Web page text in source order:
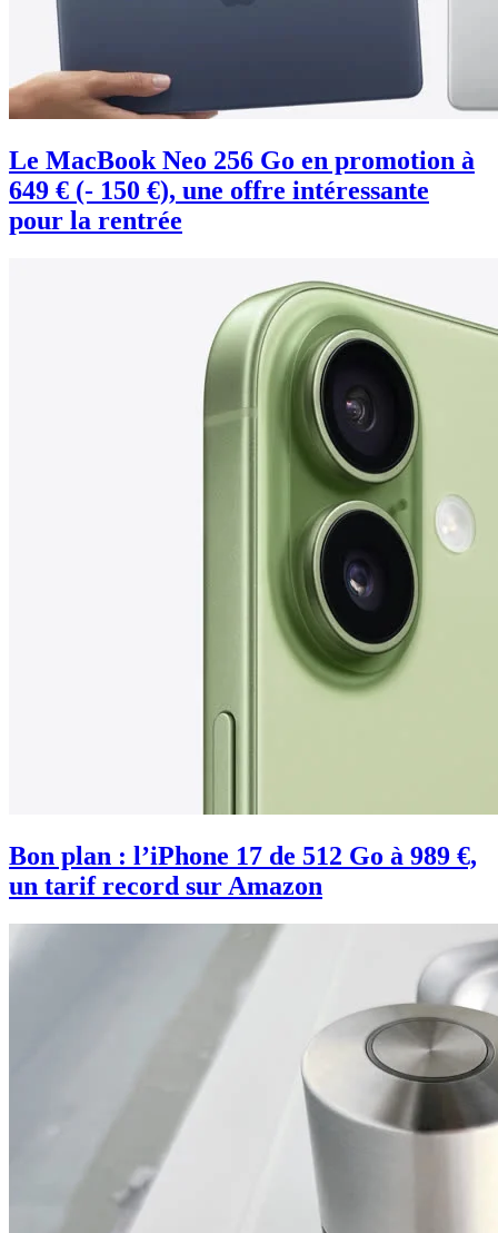
Le MacBook Neo 256 Go en promotion à
649 € (- 150 €), une offre intéressante
pour la rentrée
Bon plan : l’iPhone 17 de 512 Go à 989 €,
un tarif record sur Amazon